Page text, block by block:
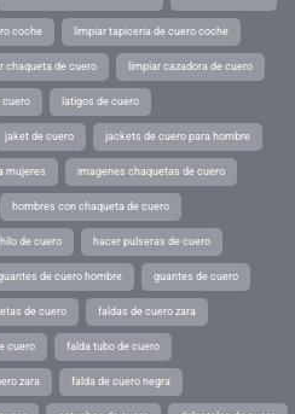
coche limpiar tapiceria de cuero coche
chaqueta de cuero limpiar cazadora de cuero
cuero latigos de cuero
jaket de cuero jackets de cuero para hombre
mujeres imagenes chaquetas de cuero
hombres con chaqueta de cuero
hilo de cuero hacer pulseras de cuero
de cuero hombre guantes de cuero
de cuero faldas de cuero zara
cuero falda tubo de cuero
zara falda de cuero negra